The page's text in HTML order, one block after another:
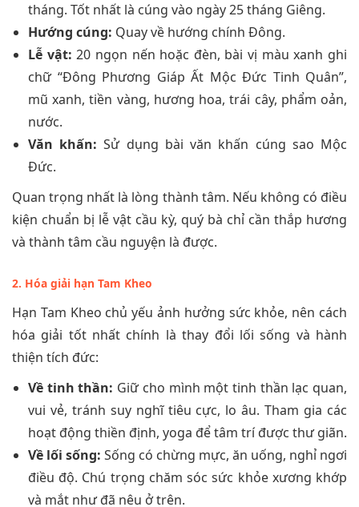
tháng. Tốt nhất là cúng vào ngày 25 tháng Giêng.
Hướng cúng: Quay về hướng chính Đông.
Lễ vật: 20 ngọn nến hoặc đèn, bài vị màu xanh ghi
chữ “Đông Phương Giáp Ất Mộc Đức Tinh Quân”,
mũ xanh, tiền vàng, hương hoa, trái cây, phẩm oản,
nước.
Văn khấn: Sử dụng bài văn khấn cúng sao Mộc
Đức.
Quan trọng nhất là lòng thành tâm. Nếu không có điều
kiện chuẩn bị lễ vật cầu kỳ, quý bà chỉ cần thắp hương
và thành tâm cầu nguyện là được.
2. Hóa giải hạn Tam Kheo
Hạn Tam Kheo chủ yếu ảnh hưởng sức khỏe, nên cách
hóa giải tốt nhất chính là thay đổi lối sống và hành
thiện tích đức:
Về tinh thần: Giữ cho mình một tinh thần lạc quan,
vui vẻ, tránh suy nghĩ tiêu cực, lo âu. Tham gia các
hoạt động thiền định, yoga để tâm trí được thư giãn.
Về lối sống: Sống có chừng mực, ăn uống, nghỉ ngơi
điều độ. Chú trọng chăm sóc sức khỏe xương khớp
và mắt như đã nêu ở trên.